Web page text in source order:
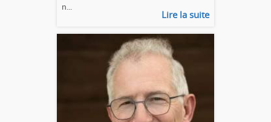
n...
Lire la suite